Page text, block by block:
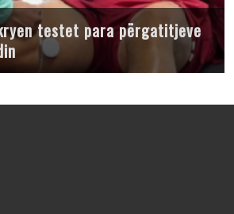
testet para përgatitjeve